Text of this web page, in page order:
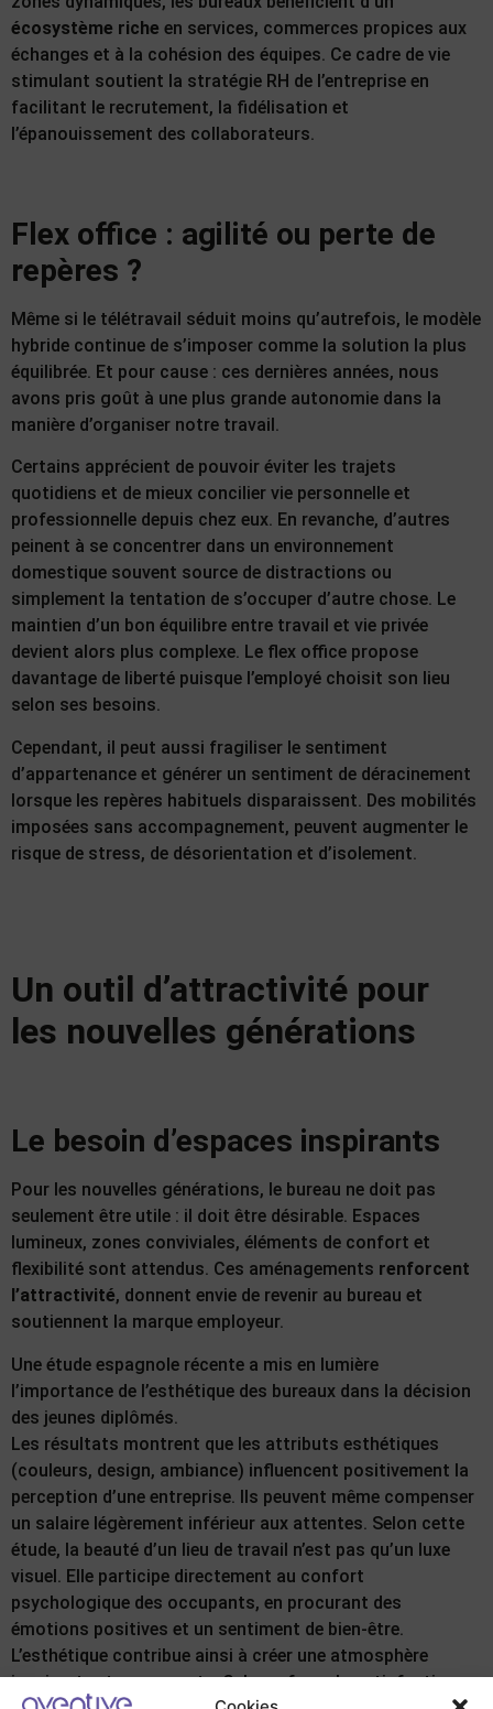
écosystème riche en services, commerces propices aux
échanges et à la cohésion des équipes. Ce cadre de vie
stimulant soutient la stratégie RH de l’entreprise en
facilitant le recrutement, la fidélisation et
l’épanouissement des collaborateurs.
Flex office : agilité ou perte de
repères ?
Même si le télétravail séduit moins qu’autrefois, le modèle
hybride continue de s’imposer comme la solution la plus
équilibrée. Et pour cause : ces dernières années, nous
avons pris goût à une plus grande autonomie dans la
manière d’organiser notre travail.
Certains apprécient de pouvoir éviter les trajets
quotidiens et de mieux concilier vie personnelle et
professionnelle depuis chez eux. En revanche, d’autres
peinent à se concentrer dans un environnement
domestique souvent source de distractions ou
simplement la tentation de s’occuper d’autre chose. Le
maintien d’un bon équilibre entre travail et vie privée
devient alors plus complexe. Le flex office propose
davantage de liberté puisque l’employé choisit son lieu
selon ses besoins.
Cependant, il peut aussi fragiliser le sentiment
d’appartenance et générer un sentiment de déracinement
lorsque les repères habituels disparaissent. Des mobilités
imposées sans accompagnement, peuvent augmenter le
risque de stress, de désorientation et d’isolement.
Un outil d’attractivité pour
les nouvelles générations
Le besoin d’espaces inspirants
Pour les nouvelles générations, le bureau ne doit pas
seulement être utile : il doit être désirable. Espaces
lumineux, zones conviviales, éléments de confort et
flexibilité sont attendus. Ces aménagements renforcent
l’attractivité, donnent envie de revenir au bureau et
soutiennent la marque employeur.
Une étude espagnole récente a mis en lumière
l’importance de l’esthétique des bureaux dans la décision
des jeunes diplômés.
Les résultats montrent que les attributs esthétiques
(couleurs, design, ambiance) influencent positivement la
perception d’une entreprise. Ils peuvent même compenser
un salaire légèrement inférieur aux attentes. Selon cette
étude, la beauté d’un lieu de travail n’est pas qu’un luxe
visuel. Elle participe directement au confort
psychologique des occupants, en procurant des
émotions positives et un sentiment de bien-être.
L’esthétique contribue ainsi à créer une atmosphère
inspirante et engageante. Cela renforce la satisfaction